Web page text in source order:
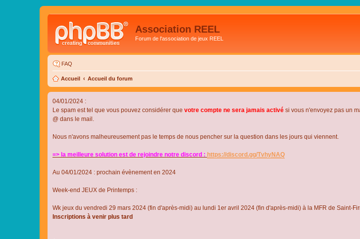
Association REEL
Forum de l'association de jeux REEL
FAQ
Accueil Accueil du forum
04/01/2024 :
Le spam est tel que vous pouvez considérer que votre compte ne sera jamais activé si vous n'envoyez pas un
@ dans le mail.
Nous n'avons malheureusement pas le temps de nous pencher sur la question dans les jours qui viennent.
=> la meilleure solution est de rejoindre notre discord : https://discord.gg/TvhyNAQ
Au 04/01/2024 : prochain évènement en 2024
Week-end JEUX de Printemps :
Wk jeux du vendredi 29 mars 2024 (fin d'après-midi) au lundi 1er avril 2024 (fin d'après-midi) à la MFR de Saint-
Inscriptions à venir plus tard